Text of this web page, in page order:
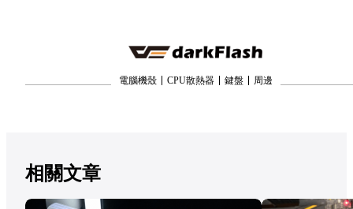
電腦機殼 CPU散熱器 鍵盤 周邊
相關文章